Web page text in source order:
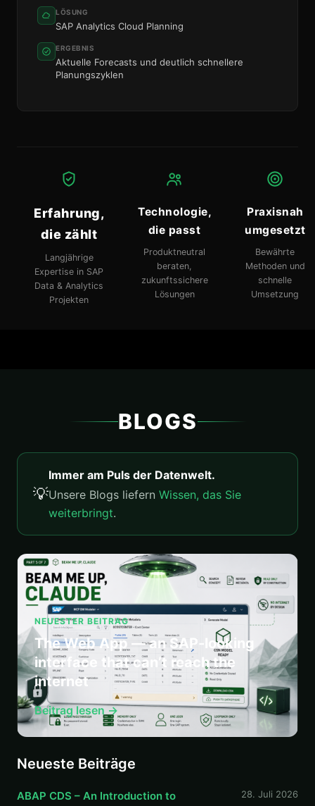
LÖSUNG
SAP Analytics Cloud Planning
ERGEBNIS
Aktuelle Forecasts und deutlich schnellere
Planungszyklen
Erfahrung,
die zählt
Langjährige
Expertise in SAP
Data & Analytics
Projekten
Technologie,
die passt
Produktneutral
beraten,
zukunftssichere
Lösungen
Praxisnah
umgesetzt
Bewährte
Methoden und
schnelle
Umsetzung
BLOGS
💡
Immer am Puls der Datenwelt.
Unsere Blogs liefern Wissen, das Sie
weiterbringt.
NEUESTER BEITRAG
The Web App — an SAP-looking
interface that can’t reach the
internet
Beitrag lesen →
Neueste Beiträge
ABAP CDS – An Introduction to
28. Juli 2026